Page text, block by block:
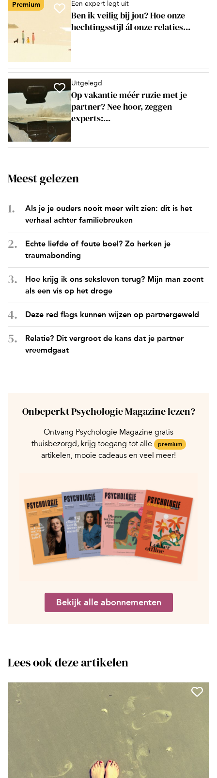
Premium Een expert legt uit
Ben ik veilig bij jou? Hoe onze
hechtingsstijl ál onze relaties...
Uitgelegd
Op vakantie méér ruzie met je
partner? Nee hoor, zeggen
experts:...
Meest gelezen
Als je je ouders nooit meer wilt zien: dit is het
verhaal achter familiebreuken
Echte liefde of foute boel? Zo herken je
traumabonding
Hoe krijg ik ons seksleven terug? Mijn man zoent
als een vis op het droge
Deze red flags kunnen wijzen op partnergeweld
Relatie? Dit vergroot de kans dat je partner
vreemdgaat
Onbeperkt Psychologie Magazine lezen?
Ontvang Psychologie Magazine gratis
thuisbezorgd, krijg toegang tot alle
premium
artikelen, mooie cadeaus en veel meer!
Bekijk alle abonnementen
Lees ook deze artikelen